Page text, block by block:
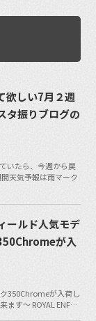
欲しい7月２週
タ振りブログの
いたら、今週から戻
天気予報は雨マーク
ールド人気モデ
が入
350Chromeが入荷し
ます〜 ROYAL ENF…